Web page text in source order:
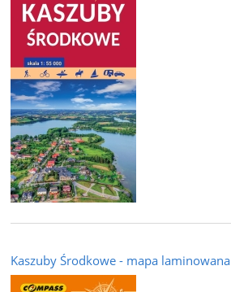
Kaszuby Środkowe - mapa laminowana